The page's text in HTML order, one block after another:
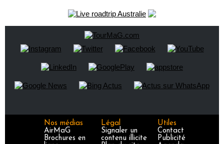
Nos médias
AirMaG
Brochures en
Légal
Signaler un
contenu illicite
Utiles
Contact
Publicité